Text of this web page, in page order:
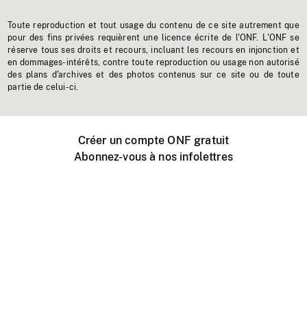
Toute reproduction et tout usage du contenu de ce site autrement que
pour des fins privées requièrent une licence écrite de l'ONF. L'ONF se
réserve tous ses droits et recours, incluant les recours en injonction et
en dommages-intérêts, contre toute reproduction ou usage non autorisé
des plans d'archives et des photos contenus sur ce site ou de toute
partie de celui-ci.
Créer un compte ONF gratuit
Abonnez-vous à nos infolettres